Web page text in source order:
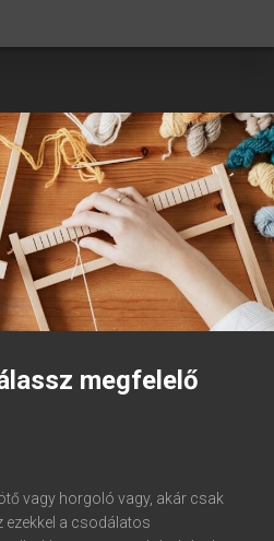
megfelelő
vagy horgoló vagy, akár csak
a csodálatos